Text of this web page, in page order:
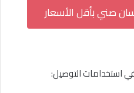
صني بأقل الأسعار
استخدامات التوصيل: